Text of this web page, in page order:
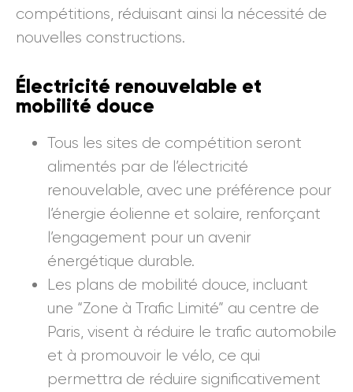
compétitions, réduisant ainsi la nécessité de
nouvelles constructions.
Électricité renouvelable et
mobilité douce
Tous les sites de compétition seront
alimentés par de l’électricité
renouvelable, avec une préférence pour
l’énergie éolienne et solaire, renforçant
l’engagement pour un avenir
énergétique durable.
Les plans de mobilité douce, incluant
une “Zone à Trafic Limité” au centre de
Paris, visent à réduire le trafic automobile
et à promouvoir le vélo, ce qui
permettra de réduire significativement